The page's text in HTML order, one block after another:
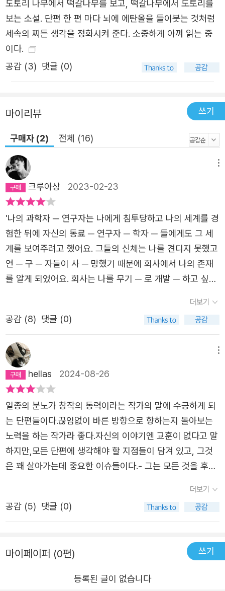
장 처음 느낀 것은 내가 참으로 단단하게 성별이분법과 정상
성의 고정관념에 갇혀 있었다는 사실이었다. (…) 그래서 등
장인물들이 어딘가에 갇혀서 빠져나오려고 애쓰는 이야기들
을 그렇게나 많이 썼는지도 모르겠다. ─ 420쪽, 작가의 말
〈나무〉의 주인공은 땅에 심겨 나무가 되어버린 친구에 대한
갑자기 하늘에서 내린 씨앗 비가 틔운 머리카락 때문에 방
안에 갇힌 채 생활한다. 〈가면〉의 주인공은 환영이 주는 쾌락
에 중독되어 스스로 방 안에만 머문다. 〈Nessun sapra〉의
인물들 또한 정신병원에 갇힌 사람들이다. 그렇게 높은 가지
에 나란히 앉아서 두 소년은 세상을 내려다보며 끝이 없을
것만 같은 숲 너머 지평선을 겹겹이 둘러싼 산과 그 바깥의
세상, 더 넓고 흥미로운 세상에 대해 이야기하곤 했다. ─ 14
쪽, 〈나무〉 〈나무〉는 “숲 너머 지평선을 겹겹이 둘러싼 산”에
갇혀 살던 ‘그’가 그 모든 일을 겪고 “바깥의 세상”으로 나아
가는 이야기다. 일어나는 일들은 비극적이지만, 악몽 같은
기억을 품고 책임을 느끼며 바깥으로 나가 살아가고자 하는
‘그’의 태도는 우리에게 먹먹한 여운과 함께 기이한 위안을
준다. 이처럼 정보라의 이야기들은 읽는 이에게 (정세랑 작
가의 표현을 빌리자면) “세상에서 가장 이상한 위로”를 선사
한다. 바깥세상으로 나아간 〈나무〉의 ‘그’처럼, 이 단편집에
로 나와 독자를 만난다. 작품이 시간의 한계에 갇히지 않는
방법은 독자와 만나 끊임없이 해석되는 길뿐이다. 오래되고
단단히 갇힌 이야기가 풀려나 읽힐 때, 그 이야기는 마법같
이 다시 새로운 생명력을 얻을 것이다. 아름답고 무자비한
세상에 단호하고 비정하게 세운 정의 《아무도 모를 것이다》
의 비현실적이고 초자연적인 세계는 시종일관 ‘정보라’스러
운 기이하고 오싹하면서도 씁쓸한 분위기를 자아낸다. 설화
가 연상되는 고전적 시공간에서 펼쳐지는 〈나무〉와 〈산〉부
터, 현대나 미래 어디쯤일 듯한 〈머리카락〉〈가면〉〈비 오는
는 현실의 역사적 배경을 빌려 온 〈Nessun sapra〉와 〈완전
한 행복〉까지. 다양한 색깔의 작품들이 교차하는 구성을 따
라 작가가 쌓아온 풍요로운 작품세계를 돌아보면, “정보라
의 장점 중 하나는 고전적인 고딕 장르뿐만 아니라 펄프, 포
르노, 패러디와 같은 하위 장르들을 접합시키며, 경계를 넘
림의 말 또한 실감할 수 있다. 잘못이 있음에도 자각하지 못
도토리 나무에서 떡갈나무를 보고, 떡갈나무에서 도토리를
보는 소설. 단편 한 편 마다 뇌에 에탄올을 들이붓는 것처럼
세속의 찌든 생각을 정화시켜 준다. 소중하게 아껴 읽는 중
이다.
공감 (3) 댓글 (0)
마이리뷰 쓰기
구매자 (2) 전체 (16)
크루아상 2023-02-23
'나의 과학자 ─ 연구자는 나에게 침투당하고 나의 세계를 경
험한 뒤에 자신의 동료 ─ 연구자 ─ 학자 ─ 들에게도 그 세
계를 보여주려고 했어요. 그들의 신체는 나를 견디지 못했고
연 ─ 구 ─ 자들이 사 ─ 망했기 때문에 회사에서 나의 존재
를 알게 되었어요. 회사는 나를 무기 ─ 로 개발 ─ 하고 싶어
더보기
공감 (8) 댓글 (0)
hellas 2024-08-26
일종의 분노가 창작의 동력이라는 작가의 말에 수긍하게 되
는 단편들이다.끊임없이 바른 방향으로 향하는지 돌아보는
노력을 하는 작가라 좋다.자신의 이야기엔 교훈이 없다고 말
하지만,모든 단편에 생각해야 할 지점들이 담겨 있고, 그것
은 꽤 살아가는데 중요한 이슈들이다.- 그는 모든 것을 후회
사람들을 위해 가슴 찢어지는 기억을 생생하게 간직하고 살
아가야 할 그 막중한 책임에 대해서만은 절대로 후회하지 않
단하겠는가. - 110, 가면- 어머니와 할머니들은 아이들을 품
에 안고 조용조용 목소리를 낮추어 오래전 같은 땅에서 살았
던 사람들의 웃음과 눈물과 춤과 노래와 전쟁과 피와 죽음에
더보기
공감 (5) 댓글 (0)
마이페이퍼 (0편) 쓰기
등록된 글이 없습니다